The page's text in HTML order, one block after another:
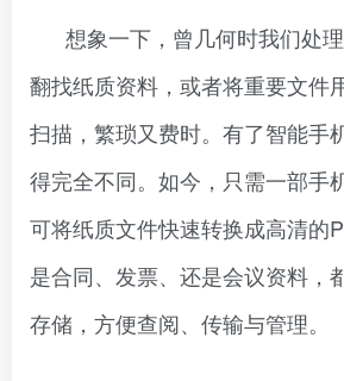
想象一下，曾几何时我们处
翻找纸质资料，或者将重要文件
扫描，繁琐又费时。有了智能手
得完全不同。如今，只需一部手
可将纸质文件快速转换成高清的
是合同、发票、还是会议资料，
存储，方便查阅、传输与管理。